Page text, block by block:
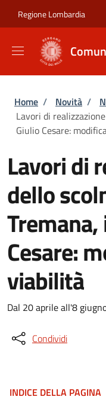
Regione Lombardia
Briciole di
Home / Novità /
Lavori di
Giulio Cesare:
Lavori di
dello
Cesare:
viabilità
Dal 20 aprile all'8
Condividi
INDICE DELLA PAGINA